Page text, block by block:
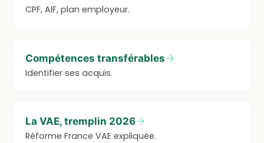
CPF, AIF, plan employeur.
Compétences transférables
Identifier ses acquis.
La VAE, tremplin 2026
Réforme France VAE expliquée.